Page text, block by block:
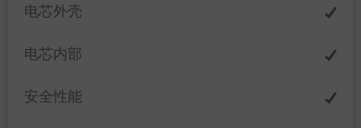
电芯外壳
电芯内部
安全性能